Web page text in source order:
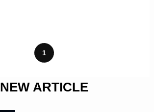
1
NEW ARTICLE